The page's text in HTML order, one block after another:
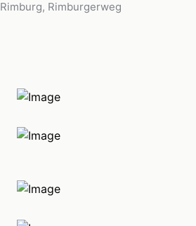
Rimburg, Rimburgerweg